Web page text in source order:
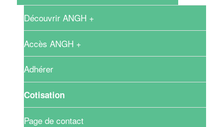
sous-
Découvrir ANGH +
Accès ANGH +
Adhérer
Cotisation
Page de contact